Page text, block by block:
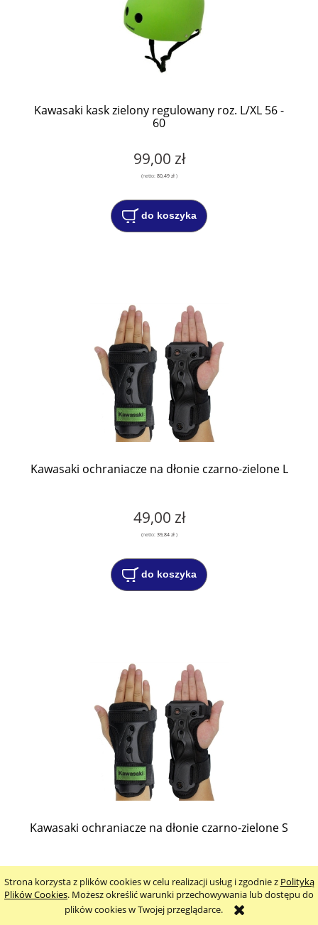
Strona korzysta z plików cookies w celu realizacji usług i zgodnie z Polityką
Plików Cookies. Możesz określić warunki przechowywania lub dostępu do
plików cookies w Twojej przeglądarce.
Kawasaki kask zielony regulowany roz. L/XL 56 -
60
99,00 zł
(netto: 80,49 zł)
do koszyka
Kawasaki ochraniacze na dłonie czarno-zielone L
49,00 zł
(netto: 39,84 zł)
do koszyka
Kawasaki ochraniacze na dłonie czarno-zielone S
49,00 zł
(netto:39,84 zł )